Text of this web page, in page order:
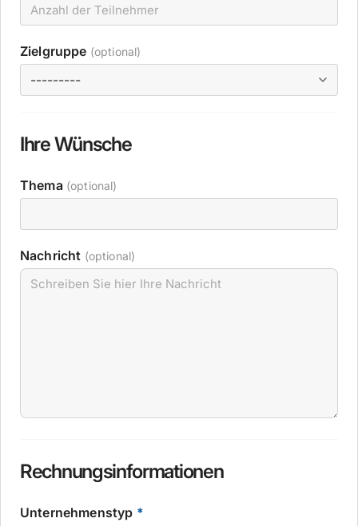
Zielgruppe (optional)
Ihre Wünsche
Thema (optional)
Nachricht (optional)
Rechnungsinformationen
Unternehmenstyp *